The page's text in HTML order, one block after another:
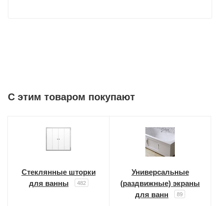
C этим товаром покупают
Стеклянные шторки
для ванны
482
Универсальные
(раздвижные) экраны
для ванн
89